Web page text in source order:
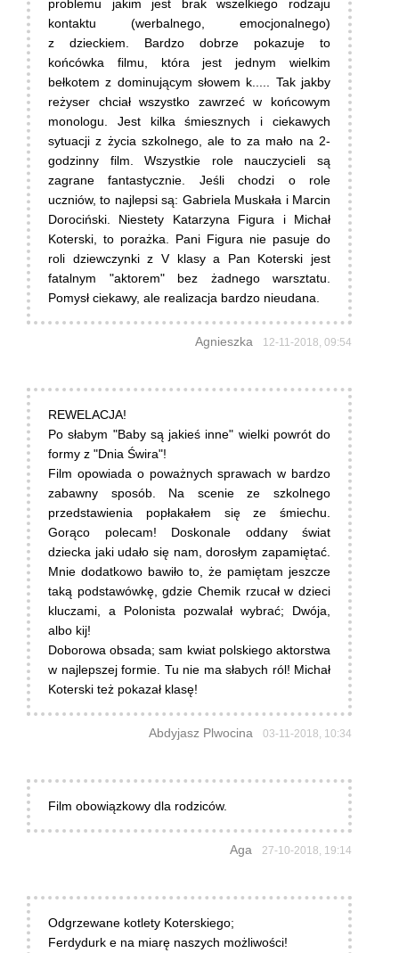
problemu jakim jest brak wszelkiego rodzaju
kontaktu (werbalnego, emocjonalnego)
z dzieckiem. Bardzo dobrze pokazuje to
końcówka filmu, która jest jednym wielkim
bełkotem z dominującym słowem k..... Tak jakby
reżyser chciał wszystko zawrzeć w końcowym
monologu. Jest kilka śmiesznych i ciekawych
sytuacji z życia szkolnego, ale to za mało na 2-
godzinny film. Wszystkie role nauczycieli są
zagrane fantastycznie. Jeśli chodzi o role
uczniów, to najlepsi są: Gabriela Muskała i Marcin
Dorociński. Niestety Katarzyna Figura i Michał
Koterski, to porażka. Pani Figura nie pasuje do
roli dziewczynki z V klasy a Pan Koterski jest
fatalnym "aktorem" bez żadnego warsztatu.
Pomysł ciekawy, ale realizacja bardzo nieudana.
Agnieszka 12-11-2018, 09:54
REWELACJA!
Po słabym "Baby są jakieś inne" wielki powrót do
formy z "Dnia Świra"!
Film opowiada o poważnych sprawach w bardzo
zabawny sposób. Na scenie ze szkolnego
przedstawienia popłakałem się ze śmiechu.
Gorąco polecam! Doskonale oddany świat
dziecka jaki udało się nam, dorosłym zapamiętać.
Mnie dodatkowo bawiło to, że pamiętam jeszcze
taką podstawówkę, gdzie Chemik rzucał w dzieci
kluczami, a Polonista pozwalał wybrać; Dwója,
albo kij!
Doborowa obsada; sam kwiat polskiego aktorstwa
w najlepszej formie. Tu nie ma słabych ról! Michał
Koterski też pokazał klasę!
Abdyjasz Plwocina 03-11-2018, 10:34
Film obowiązkowy dla rodziców.
Aga 27-10-2018, 19:14
Odgrzewane kotlety Koterskiego;
Ferdydurk e na miarę naszych możliwości!